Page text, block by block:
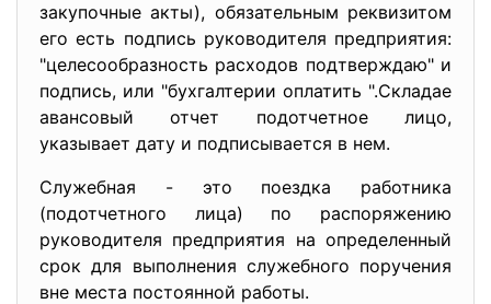
закупочные акты), обязательным реквизитом
его есть подпись руководителя предприятия:
"целесообразность расходов подтверждаю" и
подпись, или "бухгалтерии оплатить ".Складае
авансовый отчет подотчетное лицо,
указывает дату и подписывается в нем.
Служебная - это поездка работника
(подотчетного лица) по распоряжению
руководителя предприятия на определенный
срок для выполнения служебного поручения
вне места постоянной работы.